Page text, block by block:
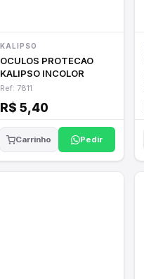
KALIPSO
OCULOS PROTECAO
KALIPSO INCOLOR
Ref: 7811
R$ 5,40
Carrinho Pedir